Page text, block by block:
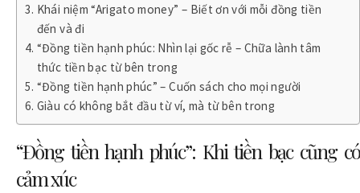
Khái niệm “Arigato money” – Biết ơn với mỗi đồng tiền
đến và đi
“Đồng tiền hạnh phúc: Nhìn lại gốc rễ – Chữa lành tâm
thức tiền bạc từ bên trong
“Đồng tiền hạnh phúc” – Cuốn sách cho mọi người
Giàu có không bắt đầu từ ví, mà từ bên trong
“Đồng tiền hạnh phúc”: Khi tiền bạc cũng có
cảm xúc